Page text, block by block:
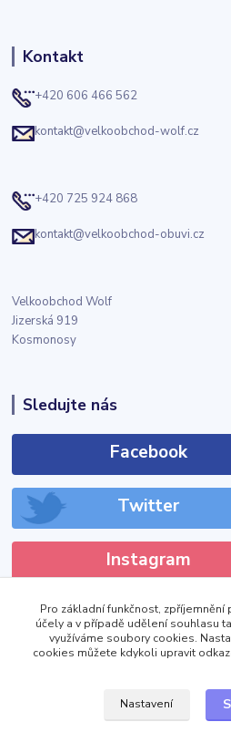
Kontakt
+420 606 466 562
kontakt@velkoobchod-wolf.cz
+420 725 924 868
kontakt@velkoobchod-obuvi.cz
Velkoobchod Wolf
Jizerská 919
Kosmonosy
Sledujte nás
Facebook
Twitter
Instagram
Zobrazit výdejní
Pro základní funkčnost, zpříjemnění
účely a v případě udělení souhlasu
využíváme soubory cookies.
cookies můžete kdykoli upravit
Nastavení